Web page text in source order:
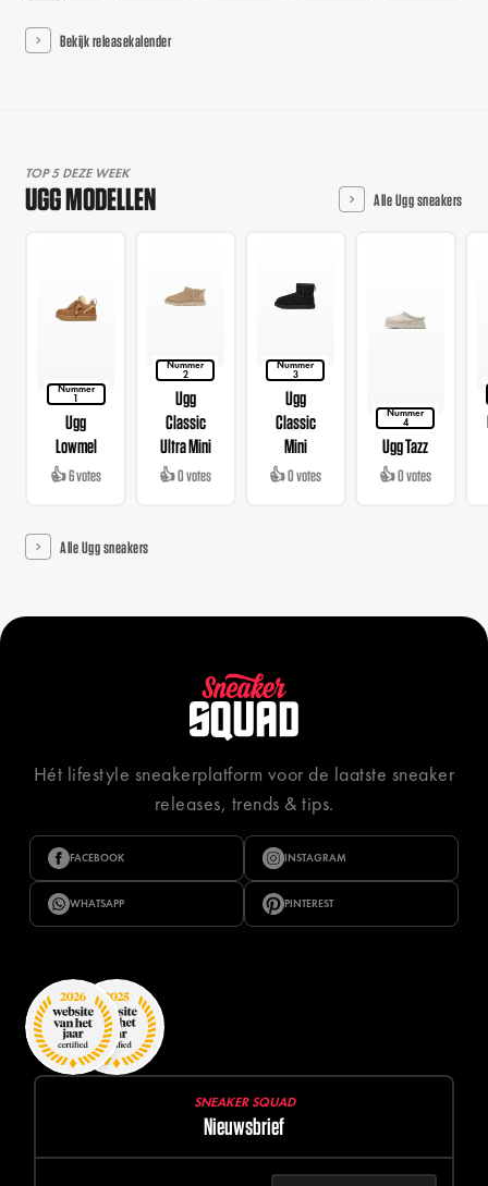
Bekijk releasekalender
TOP 5 DEZE WEEK
UGG MODELLEN Alle Ugg sneakers
Nummer
1
Ugg
Lowmel
👍 6 votes
Nummer
2
Ugg
Classic
Ultra Mini
👍 0 votes
Nummer
3
Ugg
Classic
Mini
👍 0 votes
Nummer
4
Ugg Tazz
👍 0 votes
Alle Ugg sneakers
Hét lifestyle sneakerplatform voor de laatste sneaker
releases, trends & tips.
FACEBOOK INSTAGRAM
WHATSAPP PINTEREST
SNEAKER SQUAD
Nieuwsbrief